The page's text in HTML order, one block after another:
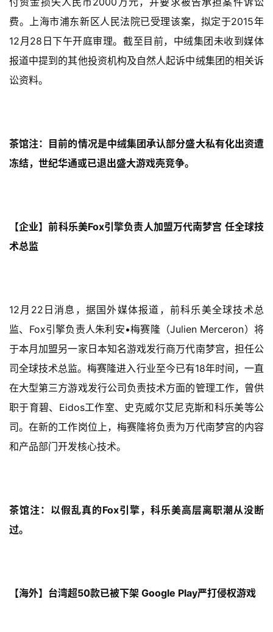
游
戏
2
0
2
三
届
金
日
游
茶
对
接
会
(
费。上海市浦东新区人民法院已受理该案，拟定于2015年
12月28日下午开庭审理。截至目前，中绒集团未收到媒体
报道中提到的其他投资机构及自然人起诉中绒集团的相关诉
讼资料。
茶馆注：目前的情况是中绒集团承认部分盛大私有化出资遭
冻结，世纪华通或已退出盛大游戏壳竞争。
【企业】前科乐美Fox引擎负责人加盟万代南梦宫 任全球技
术总监
12月22日消息，据国外媒体报道，前科乐美全球技术总
监、Fox引擎负责人朱利安•梅赛隆（Julien Merceron）将
于本月加盟另一家日本知名游戏发行商万代南梦宫，担任公
司全球技术总监。梅赛隆进入行业至今已有18年时间，一直
在大型第三方游戏发行公司负责技术方面的管理工作，曾供
职于育碧、Eidos工作室、史克威尔艾尼克斯和科乐美等公
司。在新的工作岗位上，梅赛隆将负责为万代南梦宫的内容
和产品部门开发核心技术。
茶馆注：以假乱真的Fox引擎，科乐美高层离职潮从没断
过。
【海外】台湾超50款已被下架 Google Play严打侵权游戏